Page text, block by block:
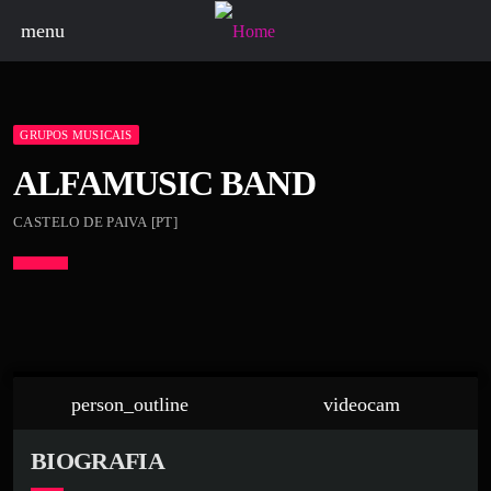
menu
GRUPOS MUSICAIS
ALFAMUSIC BAND
CASTELO DE PAIVA [PT]
person_outline videocam
BIOGRAFIA